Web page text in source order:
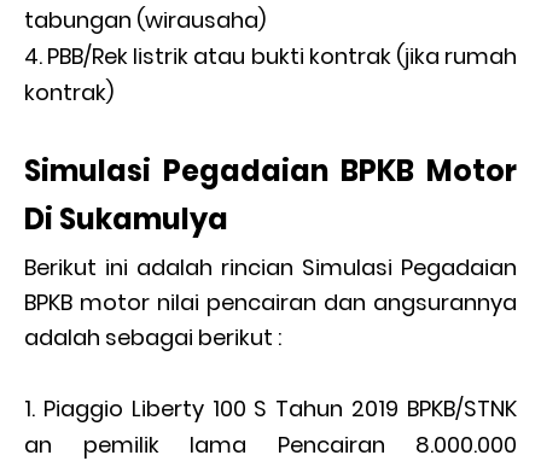
tabungan (wirausaha)
PBB/Rek listrik atau bukti kontrak (jika rumah
kontrak)
Simulasi Pegadaian BPKB Motor
Di Sukamulya
Berikut ini adalah rincian Simulasi Pegadaian
BPKB motor nilai pencairan dan angsurannya
adalah sebagai berikut :
Piaggio Liberty 100 S Tahun 2019 BPKB/STNK
an pemilik lama Pencairan 8.000.000